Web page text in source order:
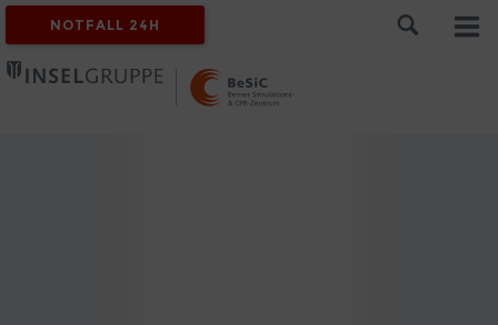
NOTFALL 24H